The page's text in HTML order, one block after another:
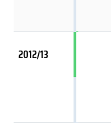
2012/13